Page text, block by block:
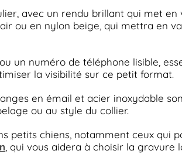
avec un rendu brillant qui met
ou en nylon beige, qui mettra en
un numéro de téléphone lisible,
la visibilité sur ce petit format.
en émail et acier inoxydable
ou au style du collier.
petits chiens, notamment ceux qui
, qui vous aidera à choisir la gravure